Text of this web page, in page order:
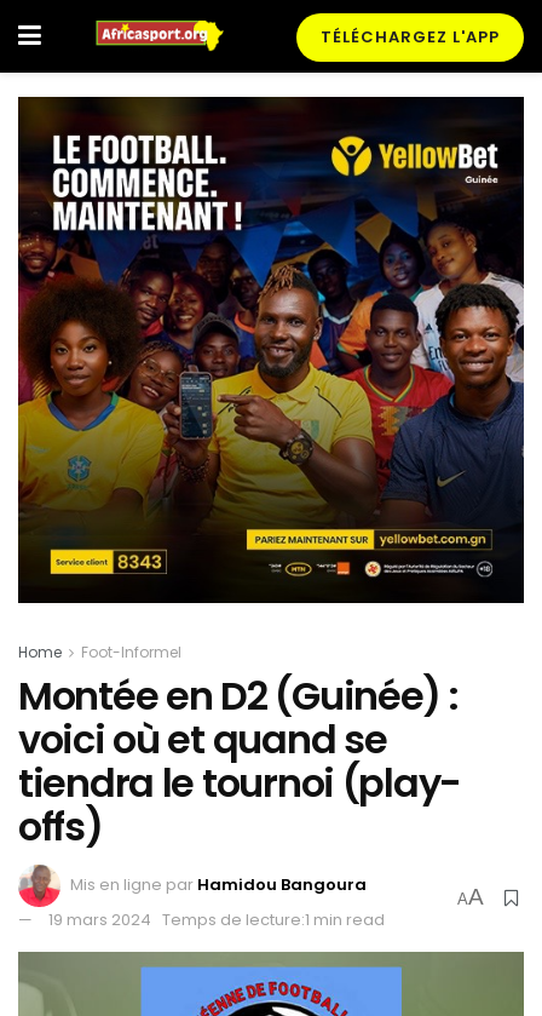
TÉLÉCHARGEZ L'APP
Home Foot-Informel
Montée en D2 (Guinée) :
voici où et quand se
tiendra le tournoi (play-
offs)
Mis en ligne par Hamidou Bangoura
19 mars 2024 Temps de lecture:1 min read
AA